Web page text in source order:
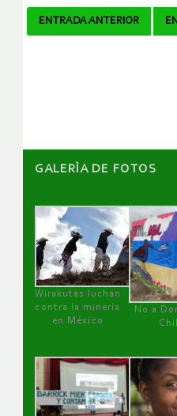
Navegador
ENTRADA ANTERIOR
GALERÌA DE FOTOS
Wirakutas luchan
contra la minería
en México
No a